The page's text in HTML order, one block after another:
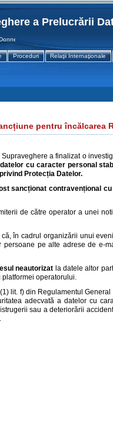
a Prelucrării
Proceduri Relaţii Internaţionale
pentru încălcarea
a finalizat o
cu caracter personal
Protecția Datelor.
sancționat contravențional
de către operator a unei
în cadrul organizării unui
pe alte adrese de e-
neautorizat la datele altor
operatorului.
lit. f) din Regulamentul
adecvată a datelor cu
sau a deteriorării